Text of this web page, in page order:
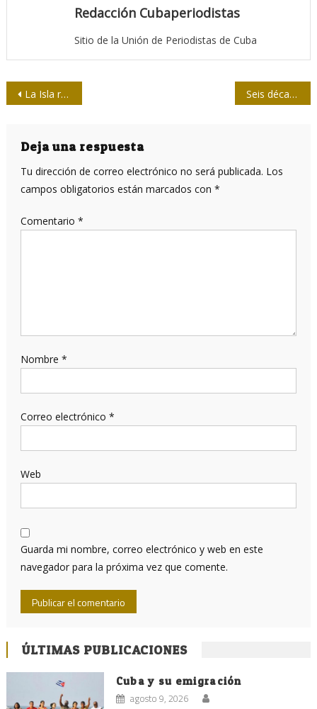
Redacción Cubaperiodistas
Sitio de la Unión de Periodistas de Cuba
Navegación
entradas
La Isla reverencia y besa Seis décadas en el corazón de su pueblo
Deja una respuesta
Tu dirección de correo electrónico no será publicada. Los
campos obligatorios están marcados con *
Comentario *
Nombre *
Correo electrónico *
Web
Guarda mi nombre, correo electrónico y web en este
navegador para la próxima vez que comente.
ÚLTIMAS PUBLICACIONES
Cuba y su emigración
agosto 9, 2026